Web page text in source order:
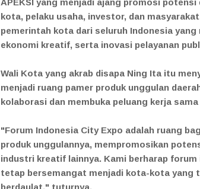
kota, pelaku usaha, investor, dan
pemerintah kota dari seluruh Indonesia
ekonomi kreatif, serta inovasi pelayanan
Wali Kota yang akrab disapa Ning Ita itu
menjadi ruang pamer produk unggulan
kolaborasi dan membuka peluang kerja
"Forum Indonesia City Expo adalah ruang
produk unggulannya, mempromosikan
industri kreatif lainnya. Kami berharap
tetap bersemangat menjadi kota-kota yang
berdaulat," tuturnya.